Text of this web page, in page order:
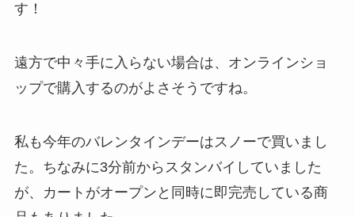
す！
遠方で中々手に入らない場合は、オンラインショ
ップで購入するのがよさそうですね。
私も今年のバレンタインデーはスノーで買いまし
た。ちなみに3分前からスタンバイしていました
が、カートがオープンと同時に即完売している商